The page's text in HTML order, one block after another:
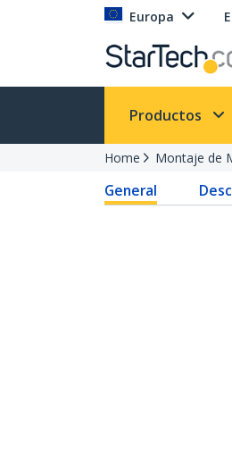
Europa
Productos
Home Montaje de
General